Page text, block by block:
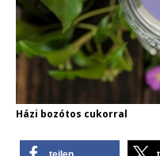
Házi bozótos cukorral